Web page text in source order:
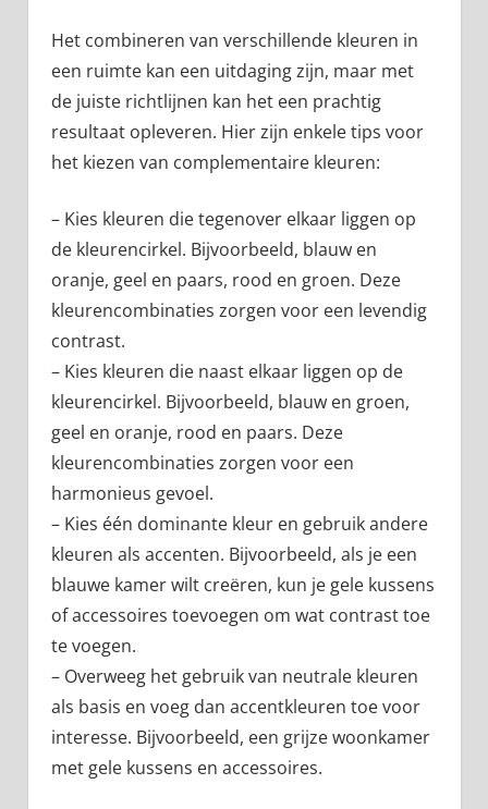
Het combineren van verschillende kleuren in
een ruimte kan een uitdaging zijn, maar met
de juiste richtlijnen kan het een prachtig
resultaat opleveren. Hier zijn enkele tips voor
het kiezen van complementaire kleuren:
– Kies kleuren die tegenover elkaar liggen op
de kleurencirkel. Bijvoorbeeld, blauw en
oranje, geel en paars, rood en groen. Deze
kleurencombinaties zorgen voor een levendig
contrast.
– Kies kleuren die naast elkaar liggen op de
kleurencirkel. Bijvoorbeeld, blauw en groen,
geel en oranje, rood en paars. Deze
kleurencombinaties zorgen voor een
harmonieus gevoel.
– Kies één dominante kleur en gebruik andere
kleuren als accenten. Bijvoorbeeld, als je een
blauwe kamer wilt creëren, kun je gele kussens
of accessoires toevoegen om wat contrast toe
te voegen.
– Overweeg het gebruik van neutrale kleuren
als basis en voeg dan accentkleuren toe voor
interesse. Bijvoorbeeld, een grijze woonkamer
met gele kussens en accessoires.